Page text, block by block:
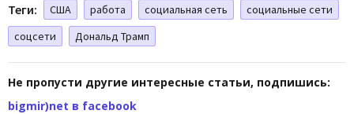
Теги: США работа социальная сеть
социальные сети
соцсети
Дональд Трамп
Не пропусти другие интересные статьи, подпишись:
bigmir)net в facebook